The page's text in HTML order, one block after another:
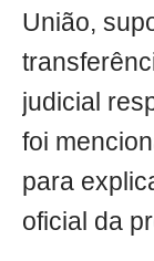
União,
judicial
foi
para
oficial da